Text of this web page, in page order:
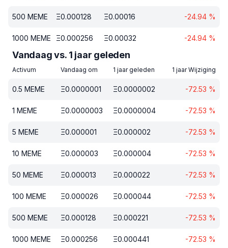
500 MEME Ξ0.000128 Ξ0.00016 -24.94 %
1000 MEME Ξ0.000256 Ξ0.00032 -24.94 %
Vandaag vs. 1 jaar geleden
Activum Vandaag om 1 jaar geleden 1 jaar Wijziging
0.5 MEME Ξ0.0000001 Ξ0.0000002 -72.53 %
1 MEME Ξ0.0000003 Ξ0.0000004 -72.53 %
5 MEME Ξ0.000001 Ξ0.000002 -72.53 %
10 MEME Ξ0.000003 Ξ0.000004 -72.53 %
50 MEME Ξ0.000013 Ξ0.000022 -72.53 %
100 MEME Ξ0.000026 Ξ0.000044 -72.53 %
500 MEME Ξ0.000128 Ξ0.000221 -72.53 %
1000 MEME Ξ0.000256 Ξ0.000441 -72.53 %